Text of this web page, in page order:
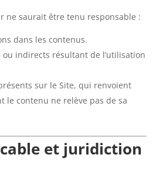
ne saurait être tenu responsable :
dans les contenus.
ou indirects résultant de l’utilisation
sur le Site, qui renvoient
le contenu ne relève pas de sa
et juridiction